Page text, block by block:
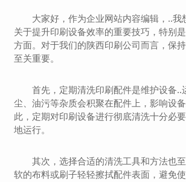
大家好，作为企业网站内容编辑，..我
关于提升印刷设备效率的重要技巧，特别
方面。对于我们的陕西印刷公司而言，保
至关重要。
首先，定期清洗印刷配件是维护设备..
尘、油污等杂质会积聚在配件上，影响设
此，定期对印刷设备进行彻底清洗十分必
地运行。
其次，选择合适的清洗工具和方法也
软的布料或刷子轻轻擦拭配件表面，避免